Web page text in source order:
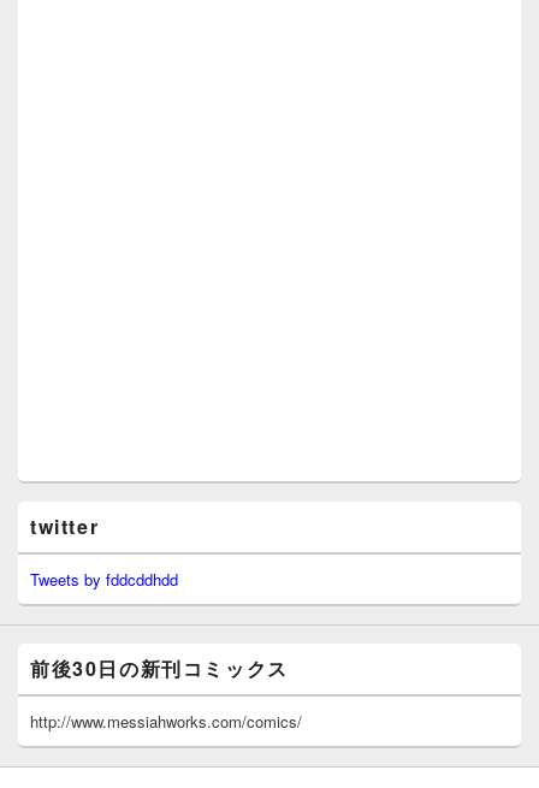
twitter
Tweets by fddcddhdd
前後30日の新刊コミックス
http://www.messiahworks.com/comics/